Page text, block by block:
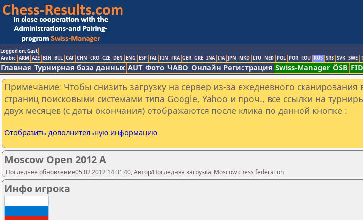
Logged on: Gast
Arabic ARM AZE BIH BUL CAT CHN CRO CZE DEN ENG ESP FAI FIN FRA GER GRE INA ITA JPN MKD LTU NED POL POR ROU RUS SRB SVK SWE
Главная Турнирная база данных AUT Фото ЧАВО Онлайн Регистрация Swiss-Manager ÖSB
Примечание: Чтобы снизить загрузку на сервер из-за ежедневного сканирования
страниц поисковыми системами типа Google, Yahoo и проч., все ссылки на
двух месяцев (с даты окончания) отображаются после клика по данной кнопке :
Отобразить дополнительную информацию
Moscow Open 2012 A
Последнее обновление05.02.2012 14:31:40, Автор/Последняя загрузка: Moscow chess federation
Инфо игрока